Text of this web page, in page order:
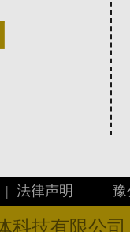
| 法律声明 豫
科技有限公司